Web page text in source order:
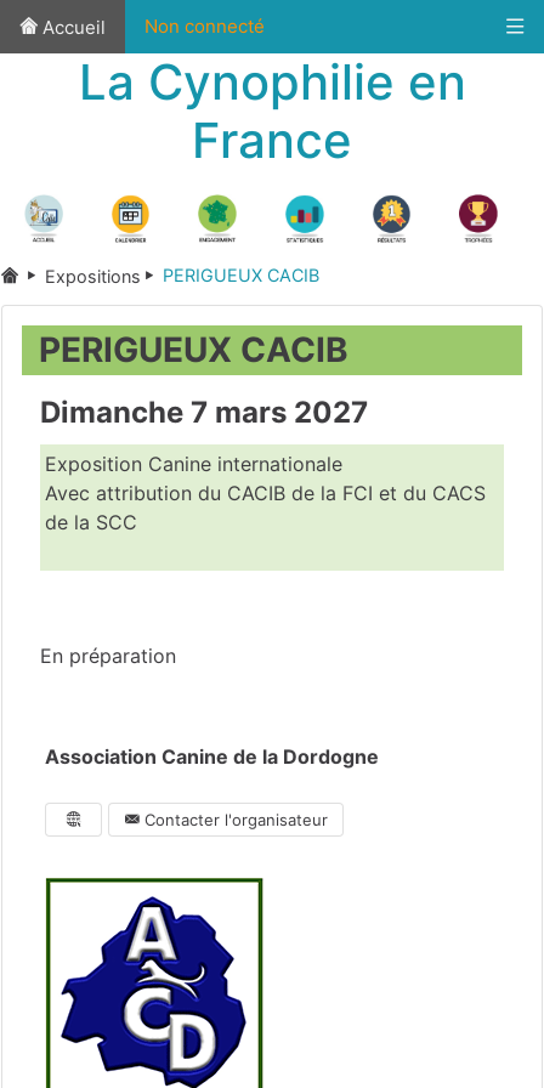
Accueil Non connecté
La Cynophilie en
France
Expositions PERIGUEUX CACIB
PERIGUEUX CACIB
Dimanche 7 mars 2027
Exposition Canine internationale
Avec attribution du CACIB de la FCI et du CACS
de la SCC
En préparation
Association Canine de la Dordogne
Contacter l'organisateur